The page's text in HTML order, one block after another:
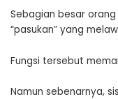
Sebagian besar
“pasukan” yang
Fungsi tersebut
Namun sebenarnya,